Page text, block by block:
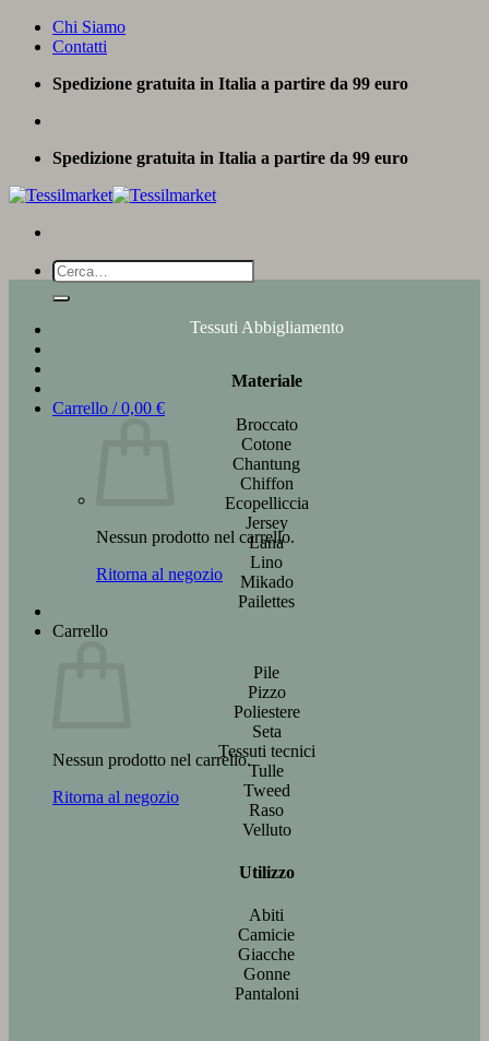
Salta
Chi Siamo
Contatti
Spedizione gratuita in Italia a partire da 99 euro
Spedizione gratuita in Italia a partire da 99 euro
Cerca:
Carrello /0,00 €
Nessun prodotto nel carrello.
Ritorna al negozio
Carrello
Nessun prodotto nel carrello.
Ritorna al negozio
Tessuti Abbigliamento
Materiale
Broccato
Cotone
Chantung
Chiffon
Ecopelliccia
Jersey
Lana
Lino
Mikado
Pailettes
Pile
Pizzo
Poliestere
Seta
Tessuti tecnici
Tulle
Tweed
Raso
Velluto
Utilizzo
Abiti
Camicie
Giacche
Gonne
Pantaloni